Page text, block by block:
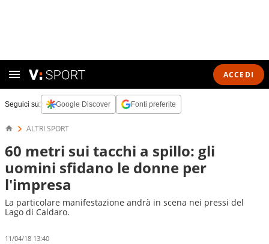
ACCEDI
Seguici su: Google Discover Fonti preferite
ALTRI SPORT
60 metri sui tacchi a spillo: gli
uomini sfidano le donne per
l'impresa
La particolare manifestazione andrà in scena nei pressi del
Lago di Caldaro.
11/04/18 13:40